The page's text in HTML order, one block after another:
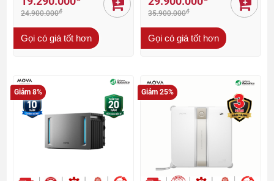
24.900.000đ
Gọi có giá tốt hơn
35.900.000đ
Gọi có giá tốt hơn
Giảm 8% Giảm 25%